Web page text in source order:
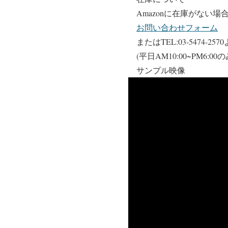
Amazonに在庫がない場
お問い合わせフォーム
またはTEL:03-5474-
(平日AM10:00~PM6:00
サンプル映像